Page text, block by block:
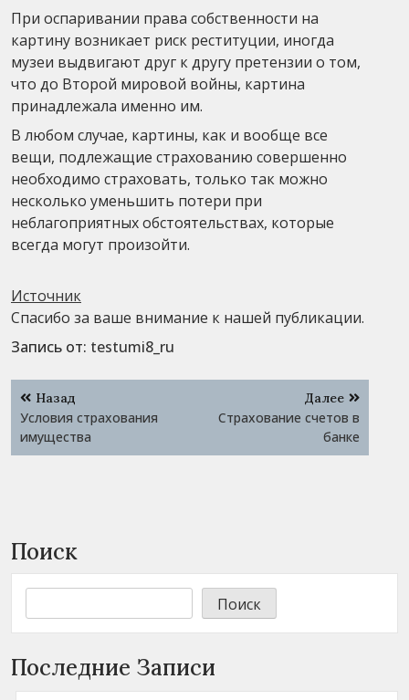
При оспаривании права собственности на
картину возникает риск реституции, иногда
музеи выдвигают друг к другу претензии о том,
что до Второй мировой войны, картина
принадлежала именно им.
В любом случае, картины, как и вообще все
вещи, подлежащие страхованию совершенно
необходимо страховать, только так можно
несколько уменьшить потери при
неблагоприятных обстоятельствах, которые
всегда могут произойти.
Источник
Спасибо за ваше внимание к нашей публикации.
Запись от: testumi8_ru
Навигация
по
записям
Назад
Условия страхования
имущества
Далее
Страхование счетов в
банке
Поиск
Поиск
Последние Записи